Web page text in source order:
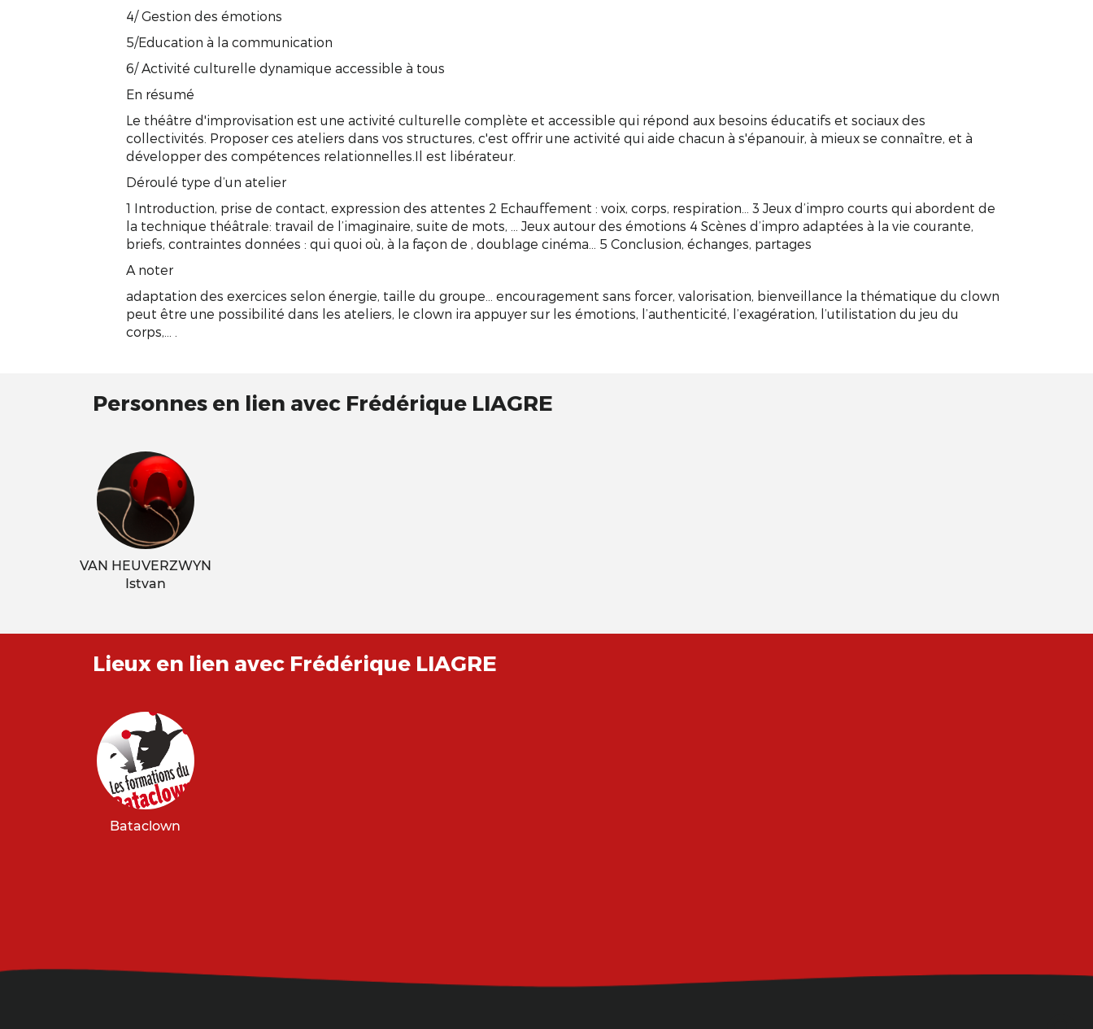
4/ Gestion des émotions
5/Education à la communication
6/ Activité culturelle dynamique accessible à tous
En résumé
Le théâtre d'improvisation est une activité culturelle complète et accessible qui répond aux besoins éducatifs et sociaux des
collectivités. Proposer ces ateliers dans vos structures, c'est offrir une activité qui aide chacun à s'épanouir, à mieux se connaître, et à
développer des compétences relationnelles.Il est libérateur.
Déroulé type d’un atelier
1 Introduction, prise de contact, expression des attentes 2 Echauffement : voix, corps, respiration... 3 Jeux d’impro courts qui abordent de
la technique théâtrale: travail de l’imaginaire, suite de mots, ... Jeux autour des émotions 4 Scènes d’impro adaptées à la vie courante,
briefs, contraintes données : qui quoi où, à la façon de , doublage cinéma... 5 Conclusion, échanges, partages
A noter
adaptation des exercices selon énergie, taille du groupe... encouragement sans forcer, valorisation, bienveillance la thématique du clown
peut être une possibilité dans les ateliers, le clown ira appuyer sur les émotions, l’authenticité, l’exagération, l’utilistation du jeu du
corps,... .
Personnes en lien avec Frédérique LIAGRE
VAN HEUVERZWYN
Istvan
Lieux en lien avec Frédérique LIAGRE
Bataclown